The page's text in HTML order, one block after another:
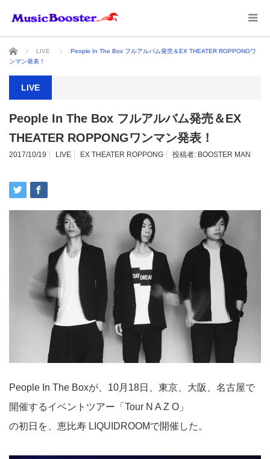
ホーム LIVE
People In The Box フルアルバム発売＆EX THEATER ROPPONGワ
ンマン発表！
LIVE
People In The Box フルアルバム発売＆EX
THEATER ROPPONGワンマン発表！
2017/10/19 LIVE EX THEATER ROPPONG 投稿者: BOOSTER MAN
People In The Boxが、10月18日、東京、大阪、名古屋で
開催するイベントツアー「Tour N A Z O」
の初日を、恵比寿 LIQUIDROOMで開催した。